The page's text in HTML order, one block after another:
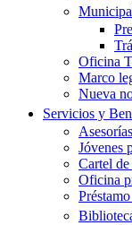
Oficina
Marco
Nueva
Servicios y
Jóvenes
Cartel de
Oficina